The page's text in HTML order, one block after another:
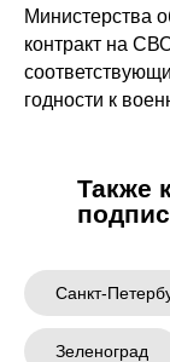
Министерства
контракт на
годности к
Также
Санкт-
Зеленоград